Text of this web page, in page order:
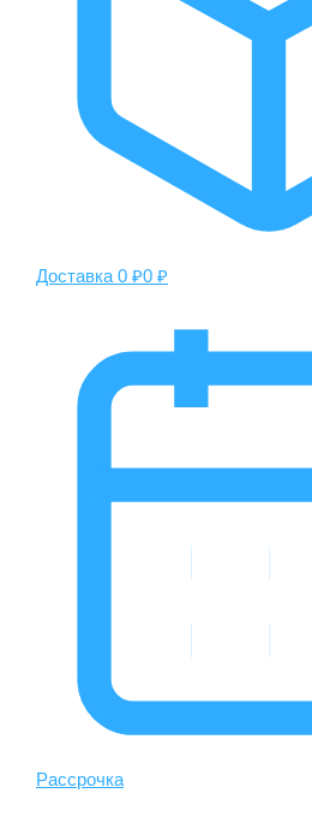
Доставка 0 ₽0 ₽
Рассрочка